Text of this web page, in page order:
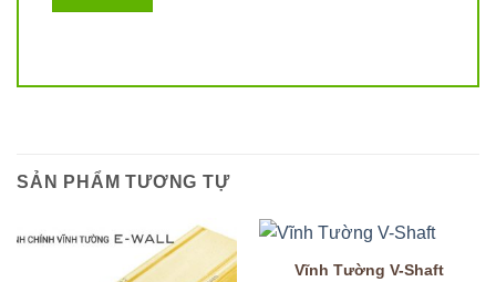
SẢN PHẨM TƯƠNG TỰ
Vĩnh Tường V-Shaft